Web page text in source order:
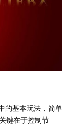
的基本玩法，简单
键在于控制节